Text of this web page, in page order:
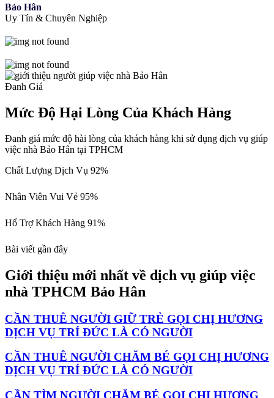
Bảo Hân
Uy Tín & Chuyên Nghiệp
Đanh Giá
Mức Độ Hại Lòng Của Khách Hàng
Đanh giá mức độ hài lòng của khách hàng khi sử dụng dịch vụ giúp
việc nhà Bảo Hân tại TPHCM
Chất Lượng Dịch Vụ 92%
Nhân Viên Vui Vẻ 95%
Hổ Trợ Khách Hàng 91%
Bài viết gần đây
Giới thiệu mới nhất về dịch vụ giúp việc
nhà TPHCM Bảo Hân
CẦN THUÊ NGƯỜI GIỮ TRẺ GỌI CHỊ HƯƠNG
DỊCH VỤ TRÍ ĐỨC LÀ CÓ NGƯỜI
CẦN THUÊ NGƯỜI CHĂM BÉ GỌI CHỊ HƯƠNG
DỊCH VỤ TRÍ ĐỨC LÀ CÓ NGƯỜI
CẦN TÌM NGƯỜI CHĂM BÉ GỌI CHỊ HƯƠNG